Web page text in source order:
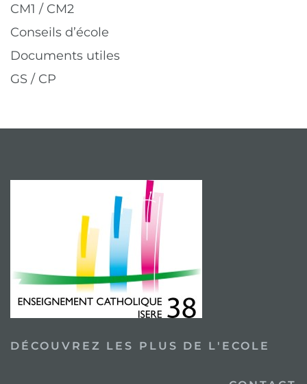
CM1 / CM2
Conseils d’école
Documents utiles
GS / CP
DÉCOUVREZ LES PLUS DE L'ECOLE